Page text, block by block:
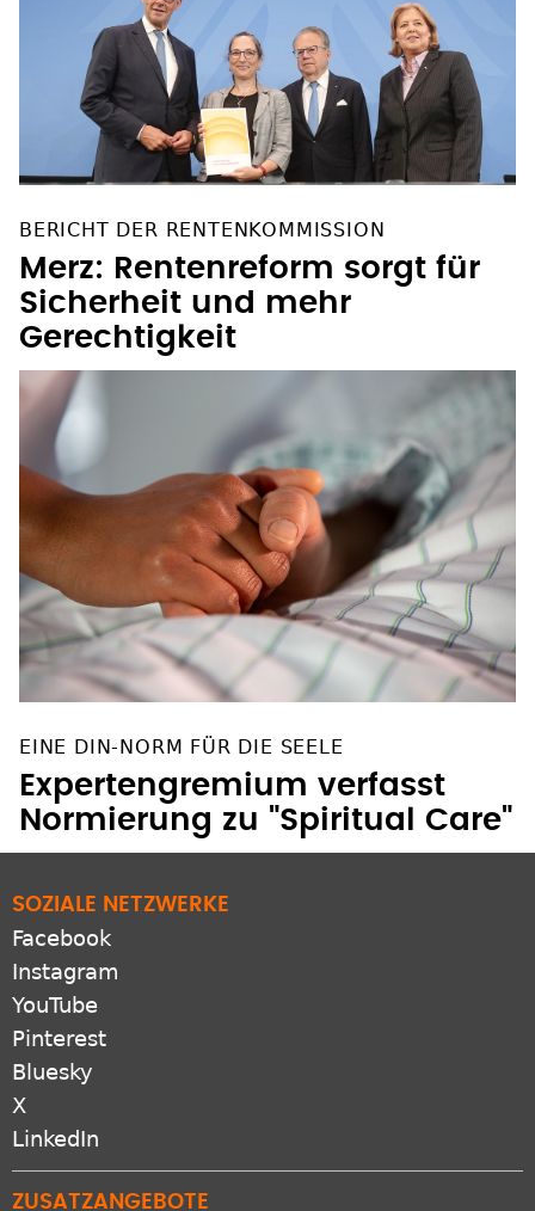
BERICHT DER RENTENKOMMISSION
Merz: Rentenreform sorgt für
Sicherheit und mehr
Gerechtigkeit
EINE DIN-NORM FÜR DIE SEELE
Expertengremium verfasst
Normierung zu "Spiritual Care"
SOZIALE NETZWERKE
Facebook
Instagram
YouTube
Pinterest
Bluesky
X
LinkedIn
ZUSATZANGEBOTE